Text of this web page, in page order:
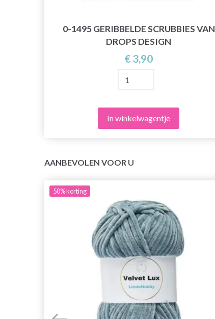
0-1495 GERIBBELDE SCRUBBIES VAN
DROPS DESIGN
€ 3,90
In winkelwagentje
AANBEVOLEN VOOR U
50%korting